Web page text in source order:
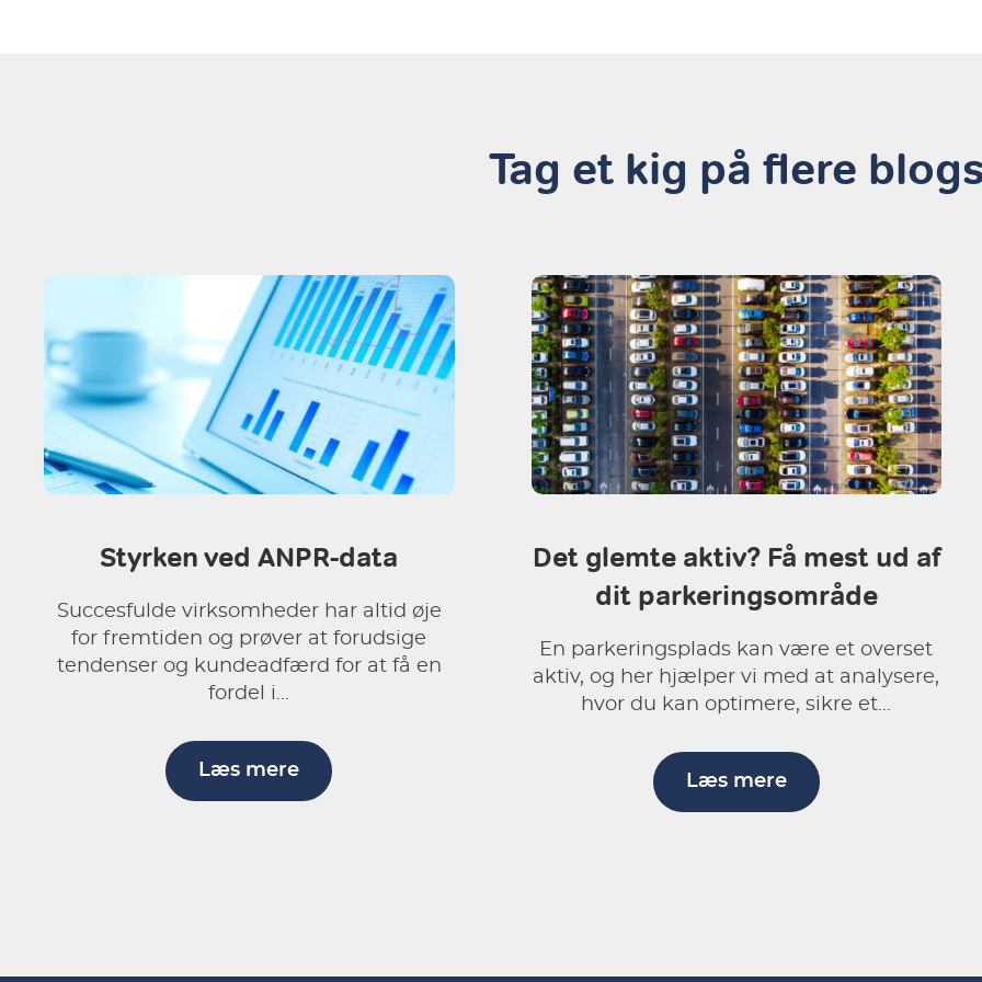
Tag et kig på flere
Styrken ved ANPR-data
Succesfulde virksomheder har altid øje
for fremtiden og prøver at forudsige
tendenser og kundeadfærd for at få en
fordel i...
Læs mere
Det glemte aktiv? Få mest ud af
dit parkeringsområde
En parkeringsplads kan være et overset
aktiv, og her hjælper vi med at analysere,
hvor du kan optimere, sikre et...
Læs mere